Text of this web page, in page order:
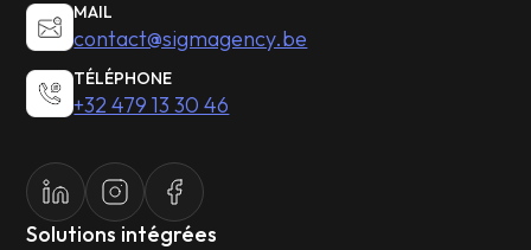
MAIL
contact@sigmagency.be
TÉLÉPHONE
+32 479 13 30 46
Solutions intégrées